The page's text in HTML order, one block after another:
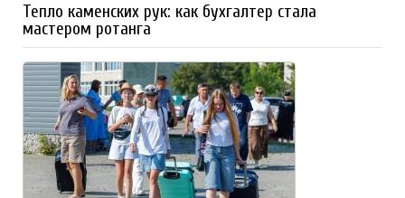
Тепло каменских рук: как бухгалтер стала
мастером ротанга